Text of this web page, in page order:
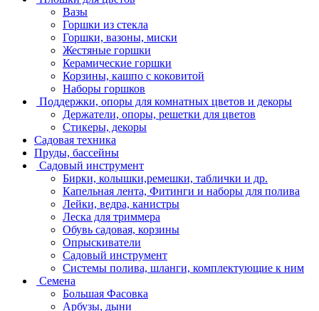
Вазы
Горшки из стекла
Горшки, вазоны, миски
Жестяные горшки
Керамические горшки
Корзины, кашпо с коковитой
Наборы горшков
Поддержки, опоры для комнатных цветов и декоры
Держатели, опоры, решетки для цветов
Стикеры, декоры
Садовая техника
Пруды, бассейны
Садовый инструмент
Бирки, колышки,ремешки, таблички и др.
Капельная лента, Фитинги и наборы для полива
Лейки, ведра, канистры
Леска для триммера
Обувь садовая, корзины
Опрыскиватели
Садовый инструмент
Системы полива, шланги, комплектующие к ним
Семена
Большая Фасовка
Арбузы, дыни